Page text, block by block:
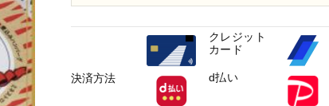
決済方法
クレジット
カード
d払い